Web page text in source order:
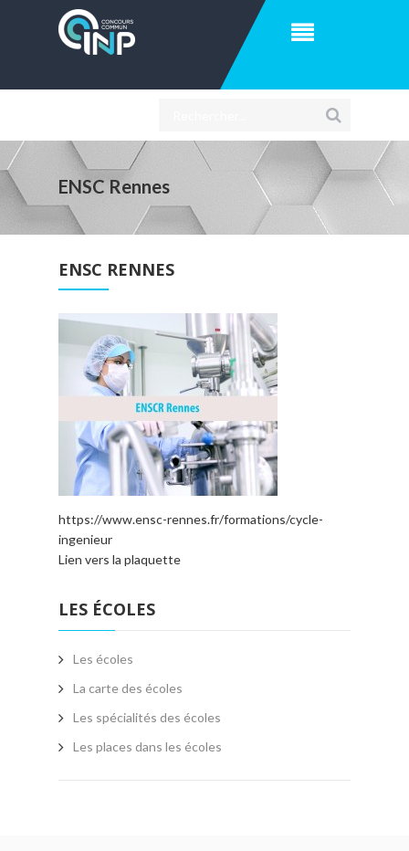
ENSC Rennes
ENSC RENNES
https://www.ensc-rennes.fr/formations/cycle-
ingenieur
Lien vers la plaquette
LES ÉCOLES
Les écoles
La carte des écoles
Les spécialités des écoles
Les places dans les écoles